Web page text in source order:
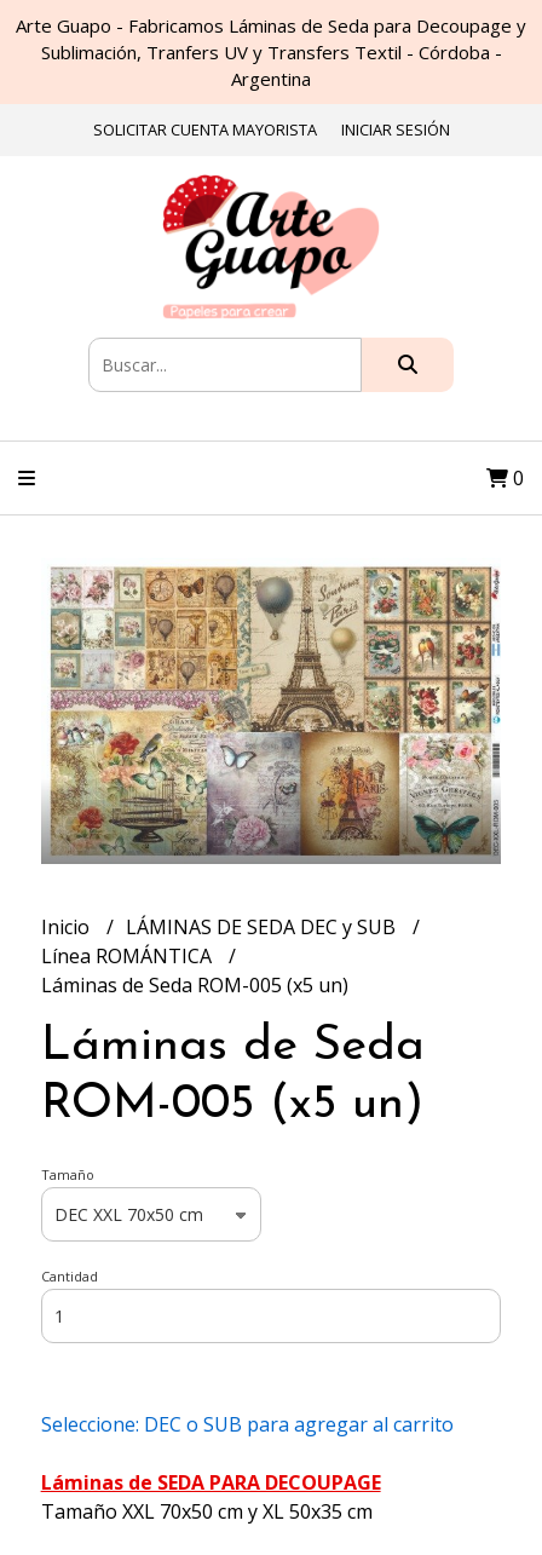
Arte Guapo - Fabricamos Láminas de Seda para Decoupage y
Sublimación, Tranfers UV y Transfers Textil - Córdoba -
Argentina
SOLICITAR CUENTA MAYORISTA INICIAR SESIÓN
0
Inicio
LÁMINAS DE SEDA DEC y SUB
Línea ROMÁNTICA
Láminas de Seda ROM-005 (x5 un)
Láminas de Seda
ROM-005 (x5 un)
Tamaño
Cantidad
Seleccione: DEC o SUB para agregar al carrito
Láminas de SEDA PARA DECOUPAGE
Tamaño XXL 70x50 cm y XL 50x35 cm